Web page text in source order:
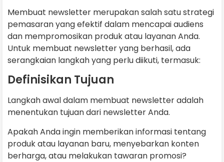
Membuat newsletter merupakan salah satu strategi
pemasaran yang efektif dalam mencapai audiens
dan mempromosikan produk atau layanan Anda.
Untuk membuat newsletter yang berhasil, ada
serangkaian langkah yang perlu diikuti, termasuk:
Definisikan Tujuan
Langkah awal dalam membuat newsletter adalah
menentukan tujuan dari newsletter Anda.
Apakah Anda ingin memberikan informasi tentang
produk atau layanan baru, menyebarkan konten
berharga, atau melakukan tawaran promosi?